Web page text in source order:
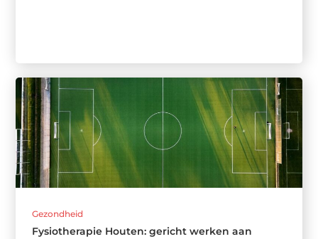
Gezondheid
Fysiotherapie Houten: gericht werken aan